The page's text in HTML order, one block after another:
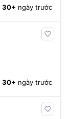
30+ ngày trước
30+ ngày trước